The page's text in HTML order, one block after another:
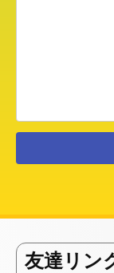
友達リン